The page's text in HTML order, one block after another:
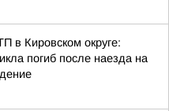
в Кировском округе:
погиб после наезда на